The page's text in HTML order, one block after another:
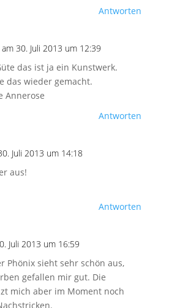
Antworten
am 30. Juli 2013 um 12:39
das ist ja ein Kunstwerk.
das wieder gemacht.
Annerose
Antworten
Juli 2013 um 14:18
aus!
Antworten
Juli 2013 um 16:59
Phönix sieht sehr schön aus,
gefallen mir gut. Die
mich aber im Moment noch